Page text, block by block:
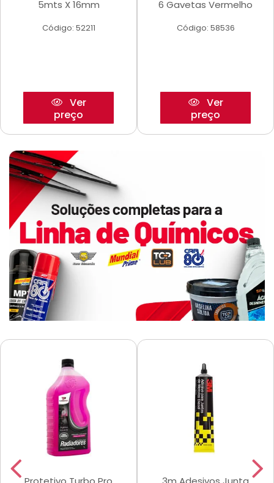
5mts X 16mm
Código: 52211
Ver
preço
6 Gavetas Vermelho
Código: 58536
Ver
preço